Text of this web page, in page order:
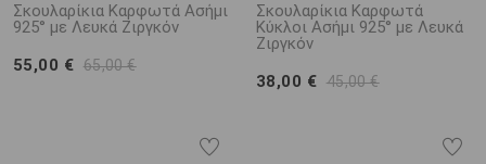
Σκουλαρίκια Καρφωτά Ασήμι
925° με Λευκά Ζιργκόν
55,00 € 65,00 €
Σκουλαρίκια Καρφωτά
Κύκλοι Ασήμι 925° με Λευκά
Ζιργκόν
38,00 € 45,00 €